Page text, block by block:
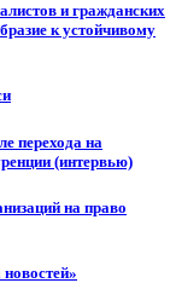
и гражданских
к устойчивому
перехода на
(интервью)
на право